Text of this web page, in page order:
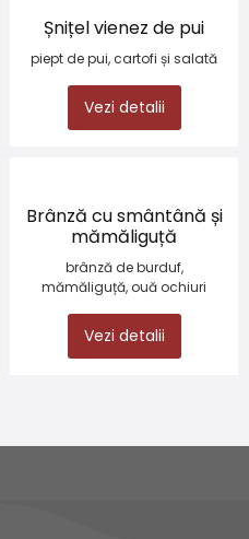
Șnițel vienez de pui
piept de pui, cartofi și salată
Vezi detalii
Brânză cu smântână și
mămăliguță
brânză de burduf,
mămăliguță, ouă ochiuri
Vezi detalii